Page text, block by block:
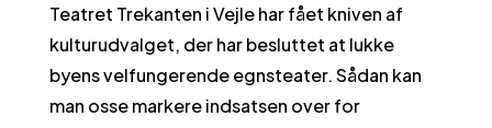
Teatret Trekanten i Vejle har fået kniven af
kulturudvalget, der har besluttet at lukke
byens velfungerende egnsteater. Sådan kan
man osse markere indsatsen over for